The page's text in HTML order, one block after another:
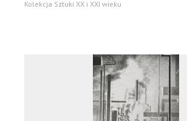
Kolekcja Sztuki XX i XXI wieku